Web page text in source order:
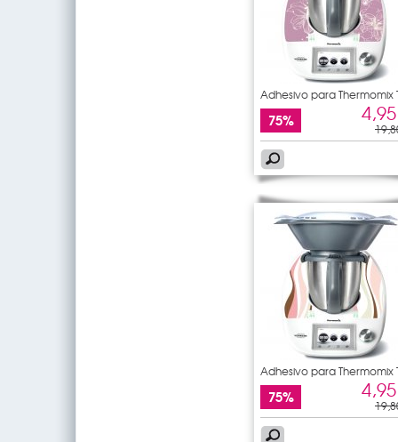
Adhesivo para Thermomix
5
75%
Adhesivo para Thermomix
5
75%